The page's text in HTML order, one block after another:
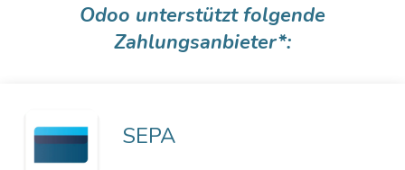
Odoo unterstützt folgende
Zahlungsanbieter*:
SEPA